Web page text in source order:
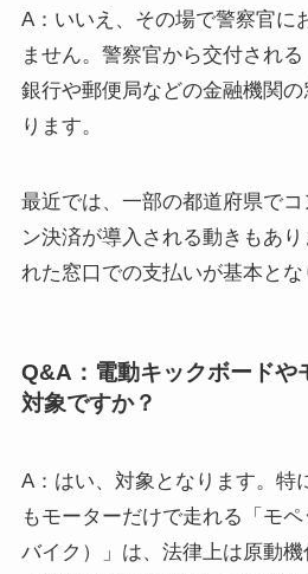
A：いいえ、その場で警察官に
ません。警察官から交付される
銀行や郵便局などの金融機関
ります。
最近では、一部の都道府県で
ン決済が導入される動きもあ
れた窓口での支払いが基本とな
Q&A：電動キックボードや
対象ですか？
A：はい、対象となります。特
もモーターだけで走れる「モ
バイク）」は、法律上は原動